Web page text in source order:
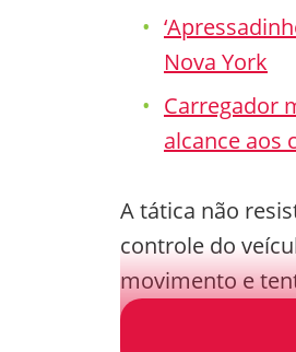
Nova York
Carregador
alcance aos
A tática não
controle do
movimento e
detido.